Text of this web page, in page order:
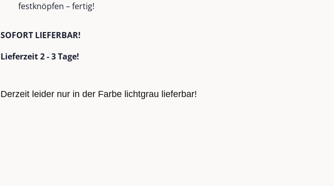
festknöpfen – fertig!
SOFORT LIEFERBAR!
Lieferzeit 2 - 3 Tage!
Derzeit leider nur in der Farbe lichtgrau lieferbar!